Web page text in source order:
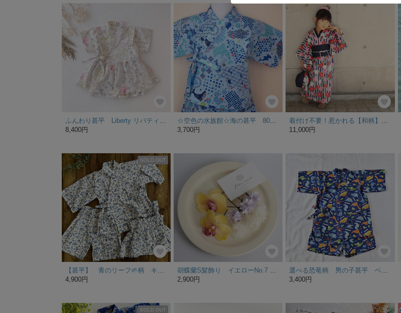
8,400円
3,700円
11,000円
SOLD OUT
4,900円
2,900円
3,400円
SOLD OUT